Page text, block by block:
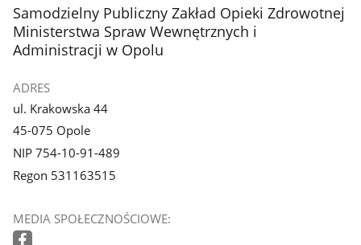
stopka
Samodzielny Publiczny Zakład Opieki Zdrowotnej
Ministerstwa Spraw Wewnętrznych i
Administracji w Opolu
ADRES
ul. Krakowska 44
45-075 Opole
NIP 754-10-91-489
Regon 531163515
MEDIA SPOŁECZNOŚCIOWE: